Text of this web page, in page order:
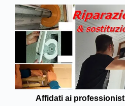
Affidati ai